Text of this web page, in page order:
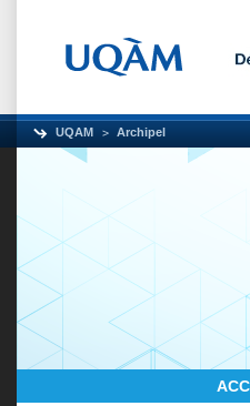
UQAM Archipel